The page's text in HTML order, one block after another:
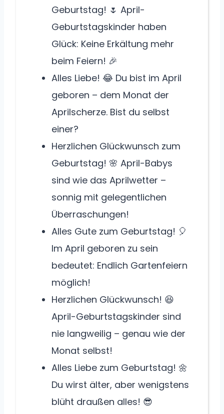
Geburtstag! 🌷 April-
Geburtstagskinder haben
Glück: Keine Erkältung mehr
beim Feiern! 🎉
Alles Liebe! 😂 Du bist im April
geboren – dem Monat der
Aprilscherze. Bist du selbst
einer?
Herzlichen Glückwunsch zum
Geburtstag! 🌸 April-Babys
sind wie das Aprilwetter –
sonnig mit gelegentlichen
Überraschungen!
Alles Gute zum Geburtstag! 🎈
Im April geboren zu sein
bedeutet: Endlich Gartenfeiern
möglich!
Herzlichen Glückwunsch! 😆
April-Geburtstagskinder sind
nie langweilig – genau wie der
Monat selbst!
Alles Liebe zum Geburtstag! 🌼
Du wirst älter, aber wenigstens
blüht draußen alles! 😎